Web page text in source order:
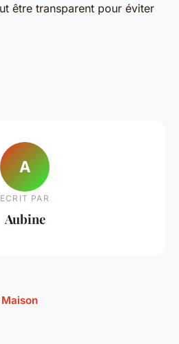
être transparent pour éviter
A
ECRIT PAR
Aubine